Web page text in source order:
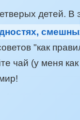
детей. В
"как
чай (у меня